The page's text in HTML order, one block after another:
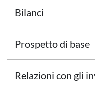
Bilanci
Prospetto di base
Relazioni con gli